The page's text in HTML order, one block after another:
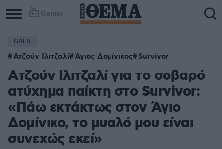
Games
GALA
Ατζούν Ιλιτζαλί Άγιος Δομίνικος Survivor
Ατζούν Ιλιτζαλί για το σοβαρό
ατύχημα παίκτη στο Survivor:
«Πάω εκτάκτως στον Άγιο
Δομίνικο, το μυαλό μου είναι
συνεχώς εκεί»